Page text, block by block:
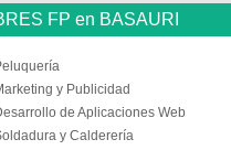
FP en BASAURI
y Publicidad
de Aplicaciones Web
y Calderería